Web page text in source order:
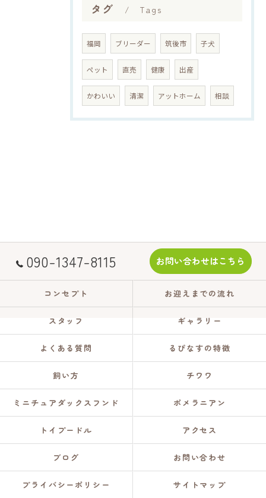
タグ Tags
福岡 ブリーダー 筑後市 子犬
ペット 直売 健康 出産
かわいい 清潔 アットホーム 相談
090-1347-8115 お問い合わせはこちら
コンセプト お迎えまでの流れ
スタッフ ギャラリー
よくある質問 るぴなすの特徴
飼い方 チワワ
ミニチュアダックスフンド ポメラニアン
トイプードル アクセス
ブログ お問い合わせ
プライバシーポリシー サイトマップ